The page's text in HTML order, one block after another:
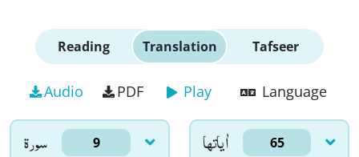
Reading Translation Tafseer
Audio PDF Play Language
سورۃ 9 اٰياتها 65